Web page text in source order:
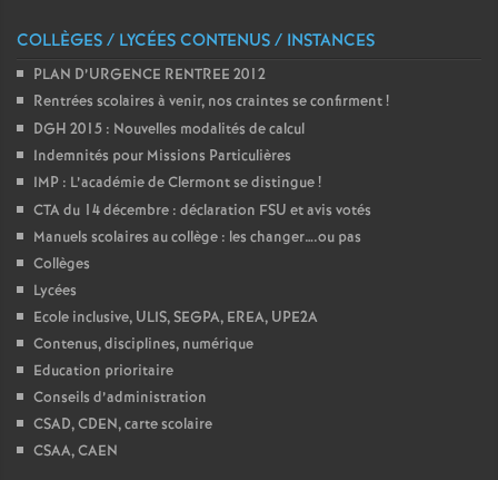
o
u
s
COLLÈGES / LYCÉES CONTENUS / INSTANCES
PLAN D’URGENCE RENTREE 2012
Rentrées scolaires à venir, nos craintes se confirment!
DGH 2015 : Nouvelles modalités de calcul
Indemnités pour Missions Particulières
IMP : L’académie de Clermont se distingue!
CTA du 14 décembre : déclaration FSU et avis votés
Manuels scolaires au collège : les changer….ou pas
Collèges
Lycées
Ecole inclusive, ULIS, SEGPA, EREA, UPE2A
Contenus, disciplines, numérique
Education prioritaire
Conseils d’administration
CSAD, CDEN, carte scolaire
CSAA, CAEN